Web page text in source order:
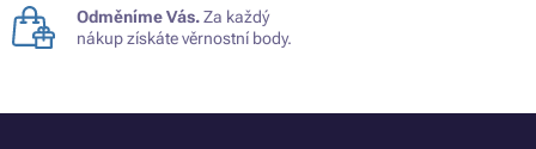
Odměníme Vás.Za každý
nákup získáte věrnostní body.